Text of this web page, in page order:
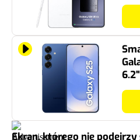
Ekran, którego nie podejrzy